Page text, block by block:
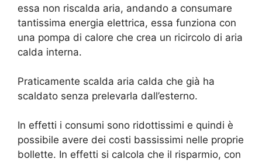
essa non riscalda aria, andando a consumare
tantissima energia elettrica, essa funziona con
una pompa di calore che crea un ricircolo di aria
calda interna.
Praticamente scalda aria calda che già ha
scaldato senza prelevarla dall’esterno.
In effetti i consumi sono ridottissimi e quindi è
possibile avere dei costi bassissimi nelle proprie
bollette. In effetti si calcola che il risparmio, con